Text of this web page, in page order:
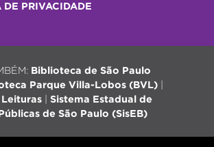
DE PRIVACIDADE
Biblioteca de São Paulo
Parque Villa-Lobos (BVL)
Leituras
Sistema Estadual de
de São Paulo (SisEB)